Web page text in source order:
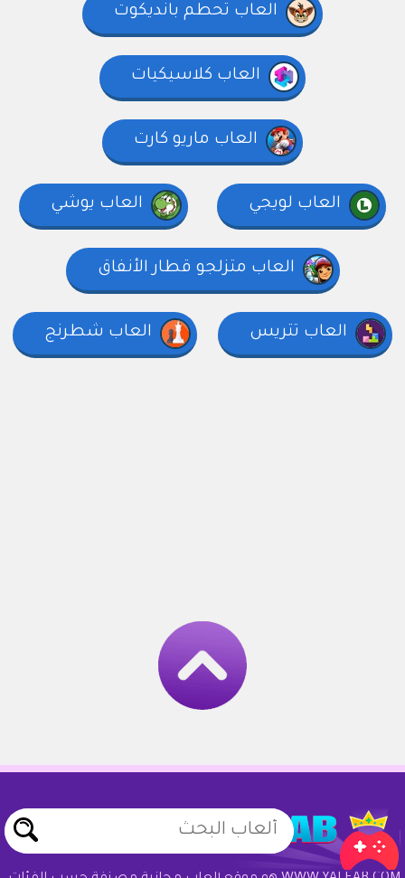
العاب تحطم بانديكوت
العاب كلاسيكيات
العاب ماريو كارت
العاب لويجي العاب يوشي
العاب متزلجو قطار الأنفاق
العاب تتريس العاب شطرنج